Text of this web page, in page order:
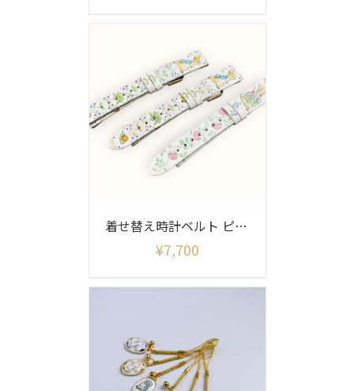
着せ替え時計ベルト ピーターラビット柄(ベルトのみ)
¥7,700